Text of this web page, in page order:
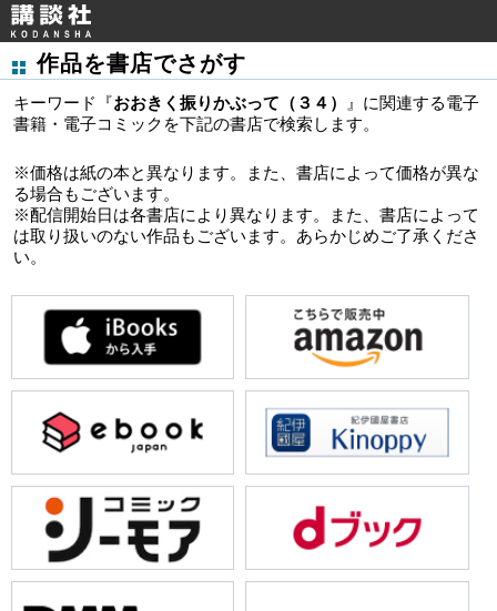
作品を書店でさがす
キーワード『おおきく振りかぶって（３４）
』に関連する電子
書籍・電子コミックを下記の書店で検索します。
※価格は紙の本と異なります。また、書店によって価格が異な
る場合もございます。
※配信開始日は各書店により異なります。また、書店によって
は取り扱いのない作品もございます。あらかじめご了承くださ
い。